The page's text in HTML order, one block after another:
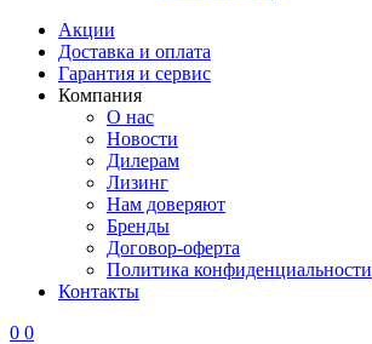
Акции
Доставка и оплата
Гарантия и сервис
Компания
О нас
Новости
Дилерам
Лизинг
Нам доверяют
Бренды
Договор-оферта
Политика конфиденциальности
Контакты
0 0